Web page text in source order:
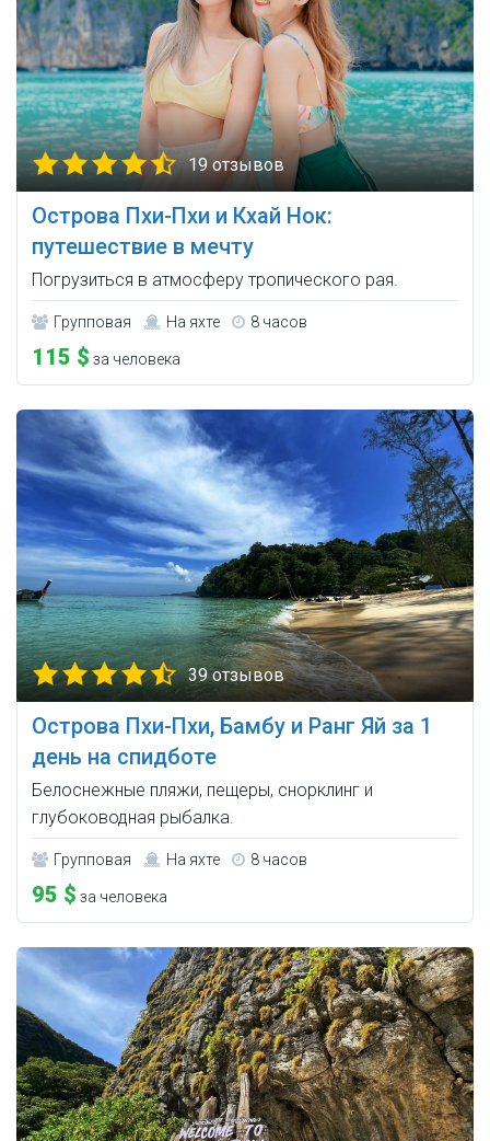
19 отзывов
Острова Пхи-Пхи и Кхай Нок:
путешествие в мечту
Погрузиться в атмосферу тропического рая.
Групповая На яхте 8 часов
115 $ за человека
39 отзывов
Острова Пхи-Пхи, Бамбу и Ранг Яй за 1
день на спидботе
Белоснежные пляжи, пещеры, снорклинг и
глубоководная рыбалка.
Групповая На яхте 8 часов
95 $ за человека